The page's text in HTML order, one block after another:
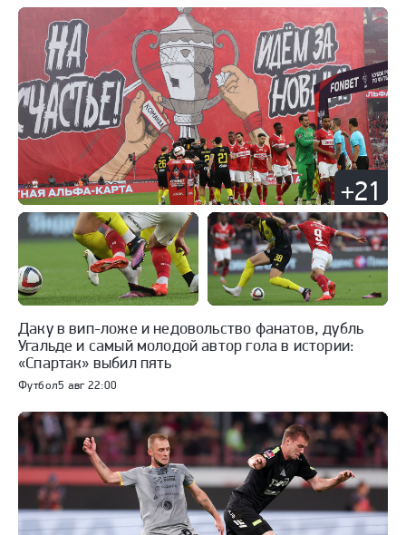
+21
Даку в вип-ложе и недовольство фанатов, дубль
Угальде и самый молодой автор гола в истории:
«Спартак» выбил пять
Футбол5 авг 22:00